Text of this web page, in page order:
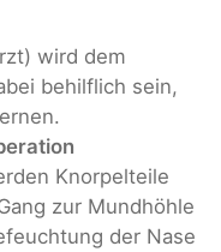
wird dem
behilflich sein,
Knorpelteile
zur Mundhöhle
der Nase